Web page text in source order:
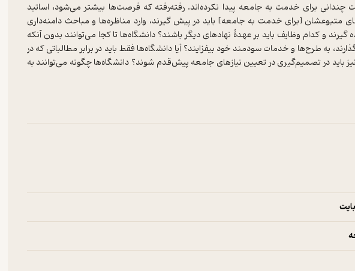
برای خدمت به جامعه پیدا نکرده‌اند. رفته‌رفته که فرصت‌ها بیشتر می‌شود، اساتید
متبوعشان [برای خدمت به جامعه] باید در پیش گیرند، وارد مناظره‌ها و مباحث دامنه‌داری
و کدام وظایف باید بر عهدۀ نهادهای دیگر باشند؟ دانشگاه‌ها تا کجا می‌توانند بدون آنکه
به طرح‌ها و خدمات سودمند خود بیفزایند؟ آیا دانشگاه‌ها فقط باید در برابر مطالباتی که در
باید در تصمیم‌گیری در تعیین نیازهای جامعه پیش‌قدم شوند؟ دانشگاه‌ها چگونه می‌توانند به